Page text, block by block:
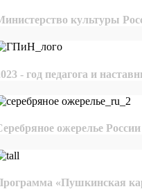
культуры
- год педагога и
ожерелье России
«Пушкинская